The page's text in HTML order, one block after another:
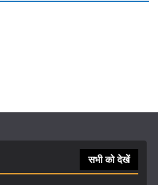
सभी को देखें